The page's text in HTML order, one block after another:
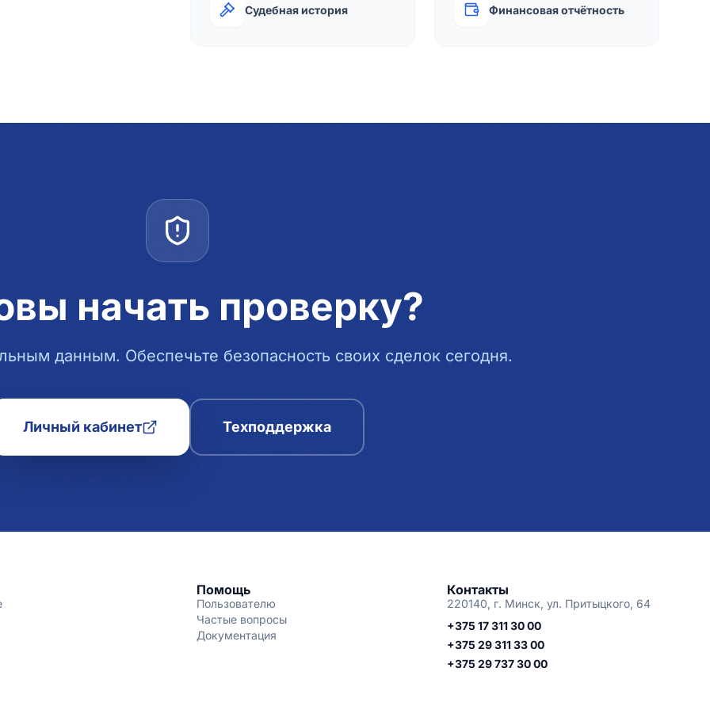
Судебная история Финансовая отчётность
начать проверку?
данным. Обеспечьте безопасность своих сделок сегодня.
Личный кабинет Техподдержка
Помощь
Пользователю
Частые вопросы
Документация
Контакты
220140, г. Минск, ул. Притыцкого, 64
+375 17 311 30 00
+375 29 311 33 00
+375 29 737 30 00